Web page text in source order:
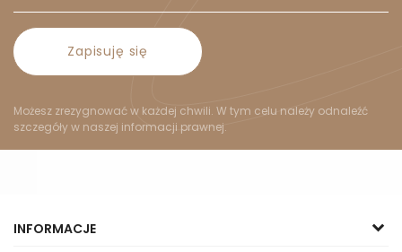
Zapisuję się
Możesz zrezygnować w każdej chwili. W tym celu należy odnaleźć
szczegóły w naszej informacji prawnej.
INFORMACJE